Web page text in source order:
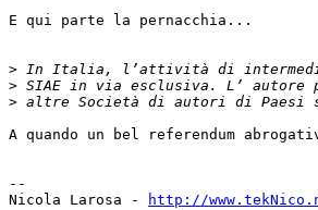
E qui parte la pernacchia...
>
>
>
A quando un bel referendum
--
Nicola Larosa -
http://